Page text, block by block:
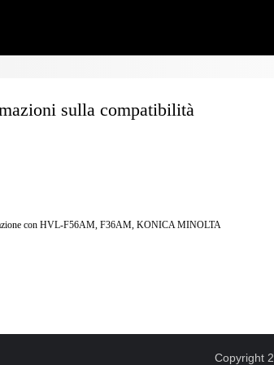
sulla compatibilità
con HVL-F56AM, F36AM, KONICA MINOLTA
Copyright